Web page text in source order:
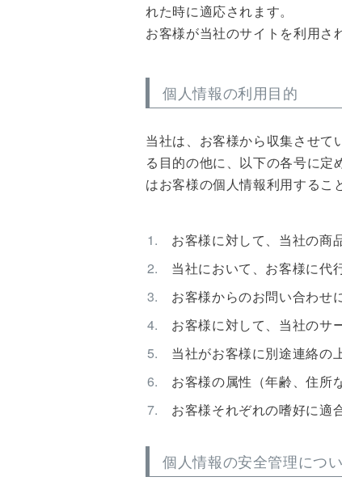
れた時に適応されます。
お客様が当社のサイトを利用さ
個人情報の利用目的
当社は、お客様から収集させて
る目的の他に、以下の各号に
はお客様の個人情報利用するこ
お客様に対して、当社の商
当社において、お客様に代
お客様からのお問い合わせ
お客様に対して、当社のサ
当社がお客様に別途連絡の
お客様の属性（年齢、住所
お客様それぞれの嗜好に適
個人情報の安全管理につ